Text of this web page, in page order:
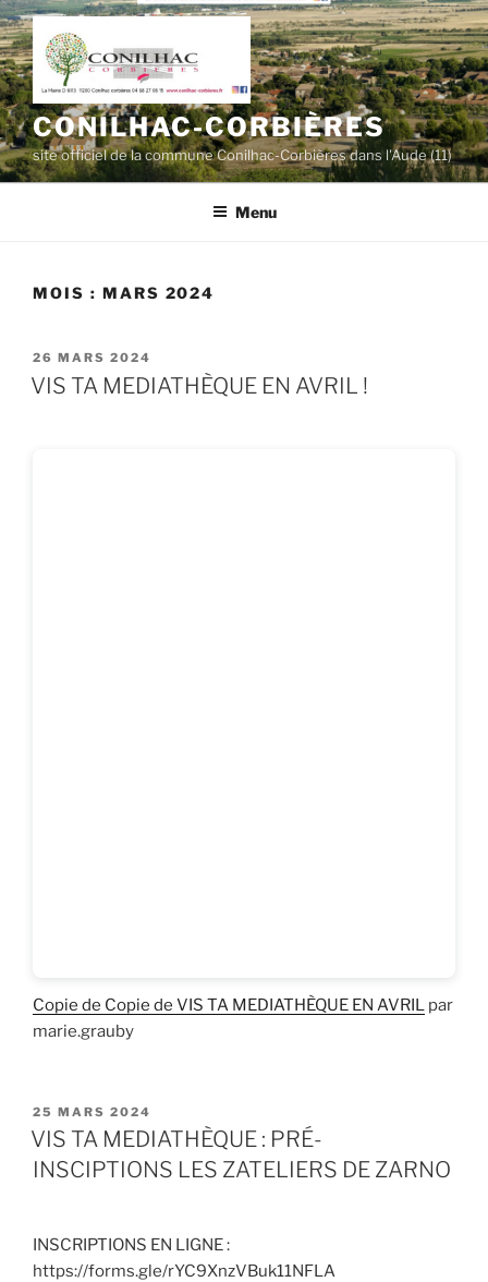
Aller
au
contenu
principal
CONILHAC-CORBIÈRES
site officiel de la commune Conilhac-Corbières dans l'Aude (11)
Menu
MOIS : MARS 2024
PUBLIÉ
LE
26 MARS 2024
VIS TA MEDIATHÈQUE EN AVRIL !
Copie de Copie de VIS TA MEDIATHÈQUE EN AVRIL par
marie.grauby
PUBLIÉ
LE
25 MARS 2024
VIS TA MEDIATHÈQUE : PRÉ-
INSCIPTIONS LES ZATELIERS DE ZARNO
INSCRIPTIONS EN LIGNE :
https://forms.gle/rYC9XnzVBuk11NFLA